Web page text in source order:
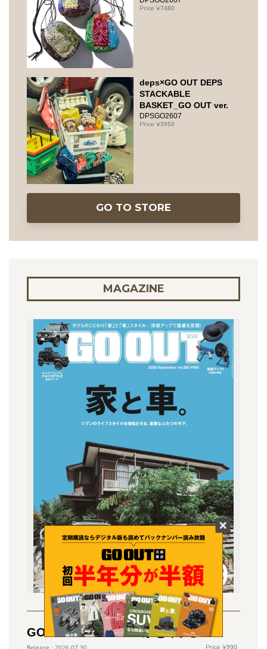
7480
deps×GO OUT DEPS
STACKABLE
BASKET_GO OUT ver.
DPSGO2607
3950
GO TO STORE
MAGAZINE
GO OUT vol.203 「家と車。」
2026.07.30 990